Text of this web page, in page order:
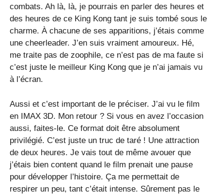
combats. Ah là, là, je pourrais en parler des heures et
des heures de ce King Kong tant je suis tombé sous le
charme. À chacune de ses apparitions, j’étais comme
une cheerleader. J’en suis vraiment amoureux. Hé,
me traite pas de zoophile, ce n’est pas de ma faute si
c’est juste le meilleur King Kong que je n’ai jamais vu
à l’écran.
Aussi et c’est important de le préciser. J’ai vu le film
en IMAX 3D. Mon retour ? Si vous en avez l’occasion
aussi, faites-le. Ce format doit être absolument
privilégié. C’est juste un truc de taré ! Une attraction
de deux heures. Je vais tout de même avouer que
j’étais bien content quand le film prenait une pause
pour développer l’histoire. Ça me permettait de
respirer un peu, tant c’était intense. Sûrement pas le